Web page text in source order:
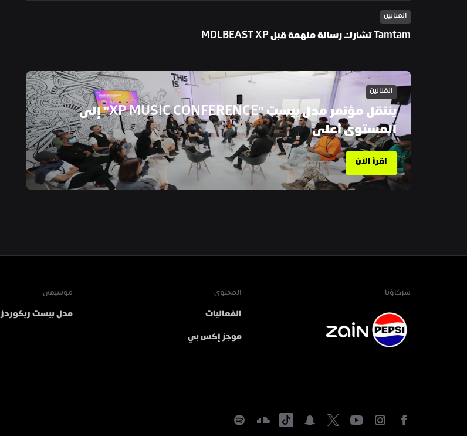
الفنانين
Tamtam تشارك رسالة ملهمة قبل MDLBEAST XP
الفنانين
ينتقل مؤتمر مدل بيست "XP MUSIC CONFERENCE" إلى
المستوى أعلى
اقرأ الآن
شركاؤنا المحتوى
الفعاليات
موجز إكس بي
موسيقى
مدل بيست ريكوردز